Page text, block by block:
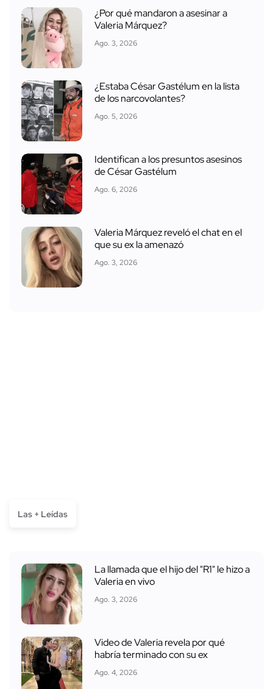
¿Por qué mandaron a asesinar a
Valeria Márquez?
Ago. 3, 2026
¿Estaba César Gastélum en la lista
de los narcovolantes?
Ago. 5, 2026
Identifican a los presuntos asesinos
de César Gastélum
Ago. 6, 2026
Valeria Márquez reveló el chat en el
que su ex la amenazó
Ago. 3, 2026
Las + Leídas
La llamada que el hijo del "R1" le hizo a
Valeria en vivo
Ago. 3, 2026
Video de Valeria revela por qué
habría terminado con su ex
Ago. 4, 2026